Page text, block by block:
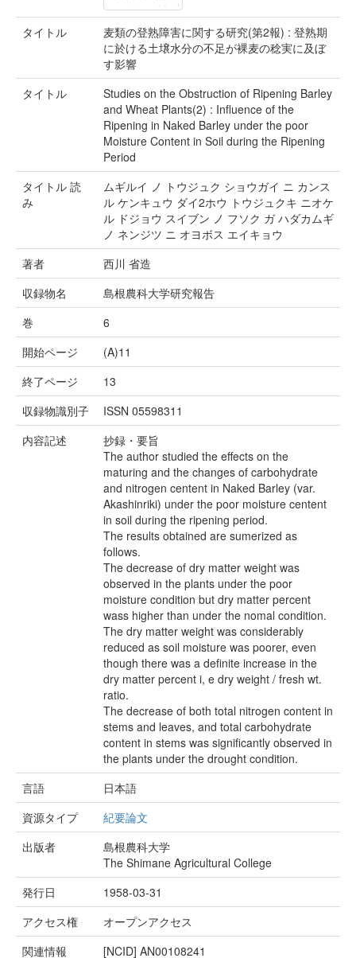
タイトル
麦類の登熟障害に関する研究(第2報) : 登熟期
に於ける土壌水分の不足が裸麦の稔実に及ぼ
す影響
タイトル
Studies on the Obstruction of Ripening Barley
and Wheat Plants(2) : Influence of the
Ripening in Naked Barley under the poor
Moisture Content in Soil during the Ripening
Period
タイトル 読
み
ムギルイ ノ トウジュク ショウガイ ニ カンス
ル ケンキュウ ダイ2ホウ トウジュクキ ニオケ
ル ドジョウ スイブン ノ フソク ガ ハダカムギ
ノ ネンジツ ニ オヨボス エイキョウ
著者
西川 省造
収録物名
島根農科大学研究報告
巻
6
開始ページ
(A)11
終了ページ
13
収録物識別子
ISSN 05598311
内容記述
抄録・要旨
The author studied the effects on the
maturing and the changes of carbohydrate
and nitrogen centent in Naked Barley (var.
Akashinriki) under the poor moisture centent
in soil during the ripening period.
The results obtained are sumerized as
follows.
The decrease of dry matter weight was
observed in the plants under the poor
moisture condition but dry matter percent
wass higher than under the nomal condition.
The dry matter weight was considerably
reduced as soil moisture was poorer, even
though there was a definite increase in the
dry matter percent i, e dry weight / fresh wt.
ratio.
The decrease of both total nitrogen content in
stems and leaves, and total carbohydrate
content in stems was significantly observed in
the plants under the drought condition.
言語
日本語
資源タイプ
紀要論文
出版者
島根農科大学
The Shimane Agricultural College
発行日
1958-03-31
アクセス権
オープンアクセス
関連情報
[NCID] AN00108241